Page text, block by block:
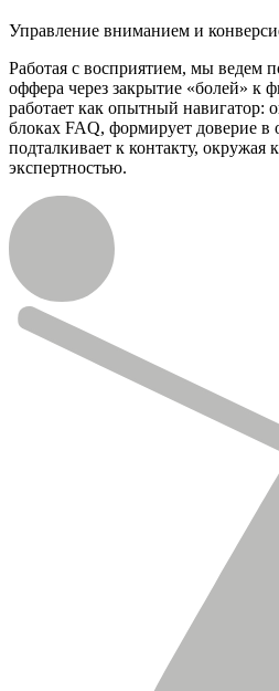
Управление вниманием и
Работая с восприятием, мы ведем
оффера через закрытие «болей» к
работает как опытный навигатор:
блоках FAQ, формирует доверие в
подталкивает к контакту, окружая
экспертностью.